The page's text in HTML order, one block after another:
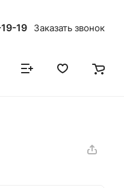
19 Заказать звонок